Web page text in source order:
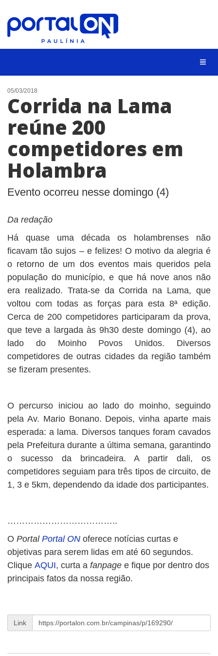
CIDADES
EVENTOS
EMPREGO
ANIVERSÁRIO DAS CIDADES
ANUNCIE
CONTATO
05/03/2018
Corrida na Lama
reúne 200
competidores em
Holambra
Evento ocorreu nesse domingo (4)
Da redação
Há quase uma década os holambrenses não
ficavam tão sujos – e felizes! O motivo da alegria é
o retorno de um dos eventos mais queridos pela
população do município, e que há nove anos não
era realizado. Trata-se da Corrida na Lama, que
voltou com todas as forças para esta 8ª edição.
Cerca de 200 competidores participaram da prova,
que teve a largada às 9h30 deste domingo (4), ao
lado do Moinho Povos Unidos. Diversos
competidores de outras cidades da região também
se fizeram presentes.
O percurso iniciou ao lado do moinho, seguindo
pela Av. Mario Bonano. Depois, vinha aparte mais
esperada: a lama. Diversos tanques foram cavados
pela Prefeitura durante a última semana, garantindo
o sucesso da brincadeira. A partir dali, os
competidores seguiam para três tipos de circuito, de
1, 3 e 5km, dependendo da idade dos participantes.
………………………………..
O Portal Portal ON oferece notícias curtas e
objetivas para serem lidas em até 60 segundos.
Clique AQUI, curta a fanpage e fique por dentro dos
principais fatos da nossa região.
Link